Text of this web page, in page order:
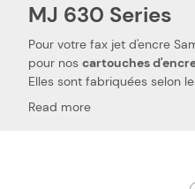
MJ 630 Series
Pour votre fax jet d'encre
pour nos
Elles sont fabriquées selon les spécifications Samsung,
ainsi que selon les normes spécifiques.
Read more